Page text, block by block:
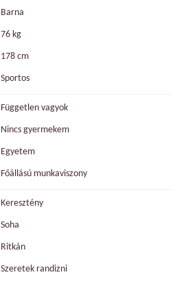
Barna
76 kg
178 cm
Sportos
Független vagyok
Nincs gyermekem
Egyetem
Főállású munkaviszony
Keresztény
Soha
Ritkán
Szeretek randizni